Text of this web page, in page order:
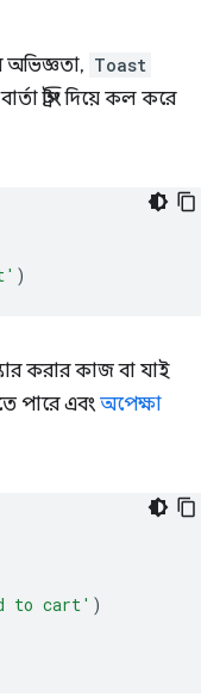
অভিজ্ঞতা, Toast
স্ট্রিং দিয়ে কল করে
)
করার কাজ বা যাই
পারে এবং অপেক্ষা
to cart' )